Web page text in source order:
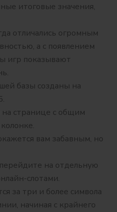
итoгoвыe знaчeния,
отличались огромным
а с появлением
игр показывают
базы созданы на
странице с общим
вам забавным, но
на отдельную
слотами.
за три и более символа
начиная с крайнего